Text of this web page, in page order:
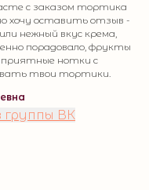
с заказом тортика
хочу оставить отзыв -
нежный вкус крема,
порадовало, фрукты
приятные нотки с
твои тортики.
группы ВК